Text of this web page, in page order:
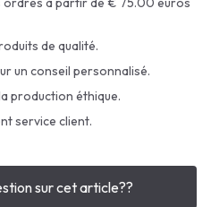
de qualité.
un conseil personnalisé.
production éthique.
service client.
sur cet article??